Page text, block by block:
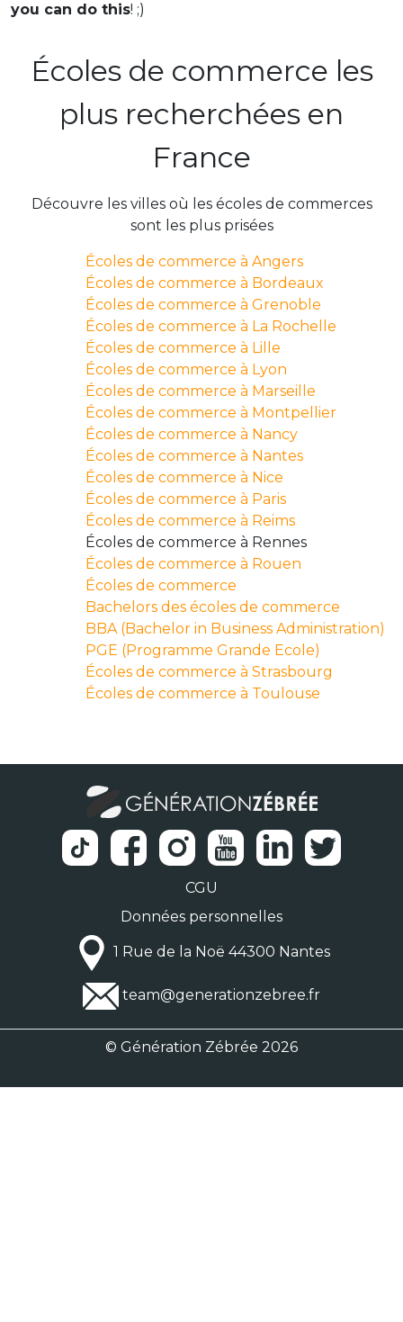
you can do this! ;)
Écoles de commerce les
plus recherchées en
France
Découvre les villes où les écoles de commerces
sont les plus prisées
Écoles de commerce à Angers
Écoles de commerce à Bordeaux
Écoles de commerce à Grenoble
Écoles de commerce à La Rochelle
Écoles de commerce à Lille
Écoles de commerce à Lyon
Écoles de commerce à Marseille
Écoles de commerce à Montpellier
Écoles de commerce à Nancy
Écoles de commerce à Nantes
Écoles de commerce à Nice
Écoles de commerce à Paris
Écoles de commerce à Reims
Écoles de commerce à Rennes
Écoles de commerce à Rouen
Écoles de commerce
Bachelors des écoles de commerce
BBA (Bachelor in Business Administration)
PGE (Programme Grande Ecole)
Écoles de commerce à Strasbourg
Écoles de commerce à Toulouse
CGU
Données personnelles
1 Rue de la Noë 44300 Nantes
team@generationzebree.fr
© Génération Zébrée 2026